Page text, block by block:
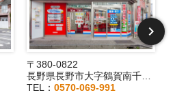
〒380-0822
長野県長野市大字鶴賀南千歳町826
TEL： 0570-069-991